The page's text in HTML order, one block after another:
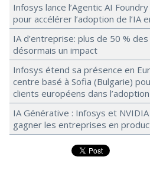
Infosys lance l’Agentic AI
pour accélérer l’adoption de l’IA
IA d’entreprise: plus de 50 %
désormais un impact
Infosys étend sa présence en
centre basé à Sofia (Bulgarie)
clients européens dans
IA Générative : Infosys et
gagner les entreprises en